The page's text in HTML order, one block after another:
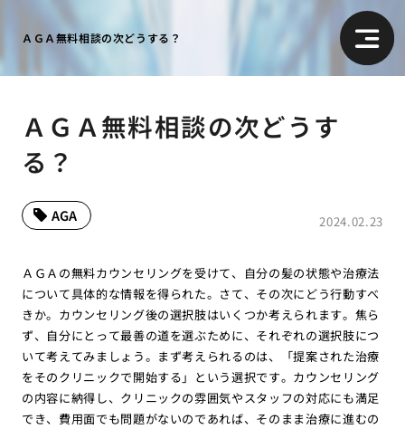
ＡＧＡ無料相談の次どうする？
ＡＧＡ無料相談の次どうす
る？
2024.02.23
AGA
ＡＧＡの無料カウンセリングを受けて、自分の髪の状態や治療法
について具体的な情報を得られた。さて、その次にどう行動すべ
きか。カウンセリング後の選択肢はいくつか考えられます。焦ら
ず、自分にとって最善の道を選ぶために、それぞれの選択肢につ
いて考えてみましょう。まず考えられるのは、「提案された治療
をそのクリニックで開始する」という選択です。カウンセリング
の内容に納得し、クリニックの雰囲気やスタッフの対応にも満足
でき、費用面でも問題がないのであれば、そのまま治療に進むの